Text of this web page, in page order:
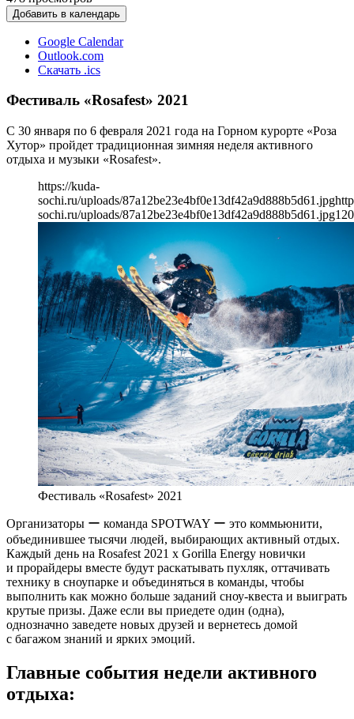
Добавить в календарь
Google Calendar
Outlook.com
Скачать .ics
Фестиваль «Rosafest» 2021
С 30 января по 6 февраля 2021 года на Горном курорте «Роза
Хутор» пройдет традиционная зимняя неделя активного
отдыха и музыки «Rosafest».
https://kuda-
sochi.ru/uploads/87a12be23e4bf0e13df42a9d888b5d61.jpg
sochi.ru/uploads/87a12be23e4bf0e13df42a9d888b5d61.jpg
Фестиваль «Rosafest» 2021
Организаторы ー команда SPOTWAY ー это коммьюнити,
объединившее тысячи людей, выбирающих активный отдых.
Каждый день на Rosafest 2021 x Gorilla Energy новички
и прорайдеры вместе будут раскатывать пухляк, оттачивать
технику в сноупарке и объединяться в команды, чтобы
выполнить как можно больше заданий сноу-квеста и выиграть
крутые призы. Даже если вы приедете один (одна),
однозначно заведете новых друзей и вернетесь домой
с багажом знаний и ярких эмоций.
Главные события недели активного
отдыха: